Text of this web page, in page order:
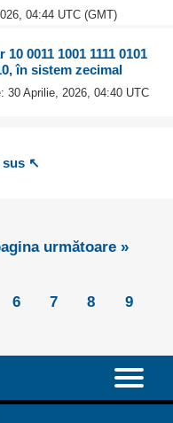
04:44 UTC (GMT)
0011 1001 1111 0101
în sistem zecimal
30 Aprilie, 2026, 04:40 UTC
sus ↖
următoare »
6 7 8 9